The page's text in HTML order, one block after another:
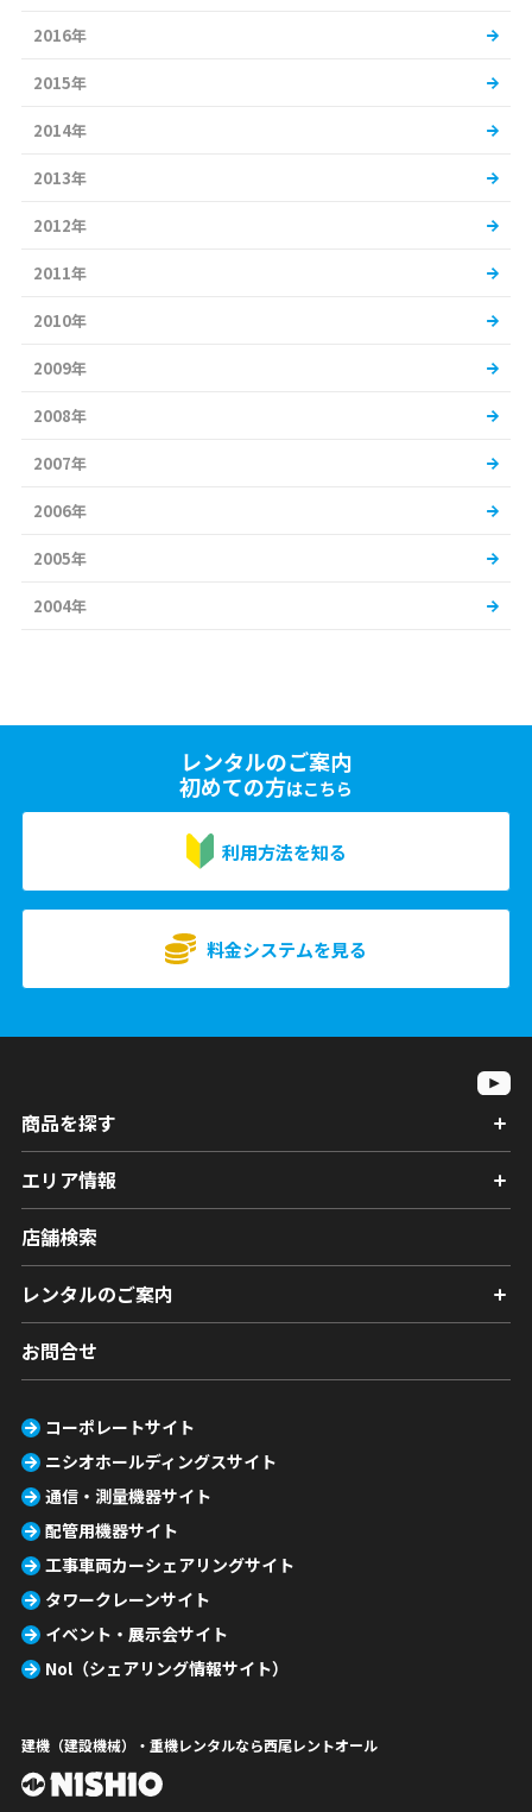
2016年
2015年
2014年
2013年
2012年
2011年
2010年
2009年
2008年
2007年
2006年
2005年
2004年
レンタルのご案内
初めての方はこちら
利用方法を知る
料金システムを見る
商品を探す
エリア情報
店舗検索
レンタルのご案内
お問合せ
コーポレートサイト
ニシオホールディングスサイト
通信・測量機器サイト
配管用機器サイト
工事車両カーシェアリングサイト
タワークレーンサイト
イベント・展示会サイト
Nol（シェアリング情報サイト）
建機（建設機械）・重機レンタルなら西尾レントオール